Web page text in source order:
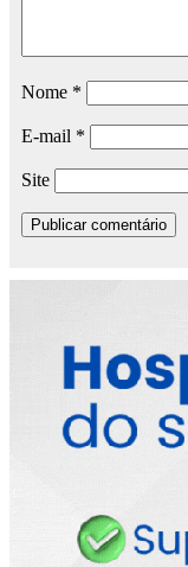
Nome *
E-mail *
Site